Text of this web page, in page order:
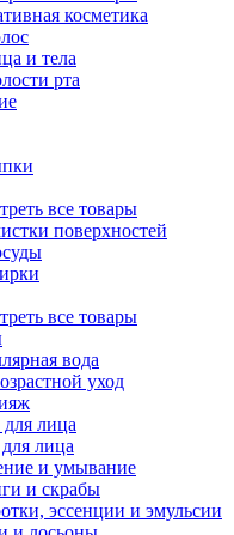
косметика
и тела
рта
все товары
поверхностей
все товары
вода
уход
лица
лица
и умывание
и скрабы
эссенции и эмульсии